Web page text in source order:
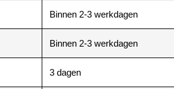
Binnen 2-3 werkdagen
Binnen 2-3 werkdagen
3 dagen